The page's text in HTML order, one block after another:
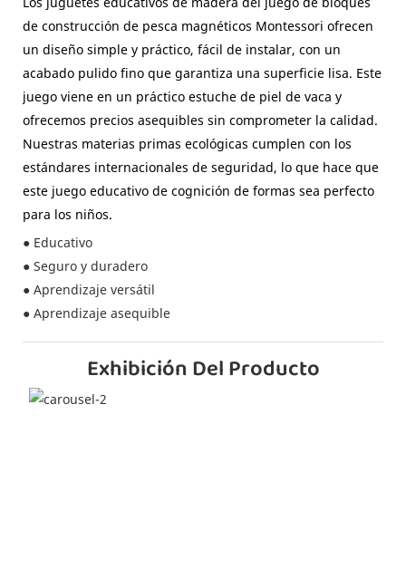
de construcción de pesca magnéticos Montessori ofrecen
un diseño simple y práctico, fácil de instalar, con un
acabado pulido fino que garantiza una superficie lisa. Este
juego viene en un práctico estuche de piel de vaca y
ofrecemos precios asequibles sin comprometer la calidad.
Nuestras materias primas ecológicas cumplen con los
estándares internacionales de seguridad, lo que hace que
este juego educativo de cognición de formas sea perfecto
para los niños.
● Educativo
● Seguro y duradero
● Aprendizaje versátil
● Aprendizaje asequible
Exhibición Del Producto